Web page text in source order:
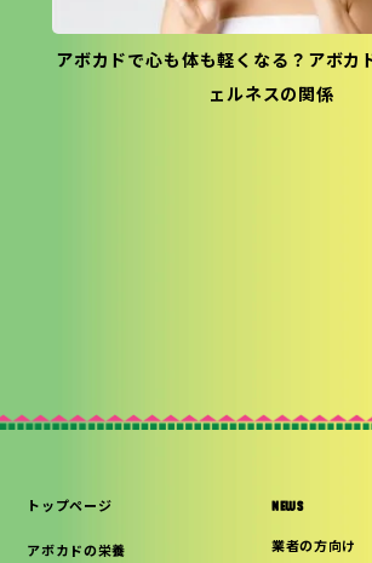
アボカドで心も体も軽くなる？アボカ
ェルネスの関係
トップページ
アボカドの栄養
NEWS
業者の方向け